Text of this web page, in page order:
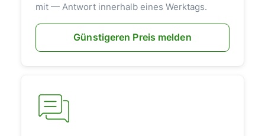
mit — Antwort innerhalb eines Werktags.
Günstigeren Preis melden